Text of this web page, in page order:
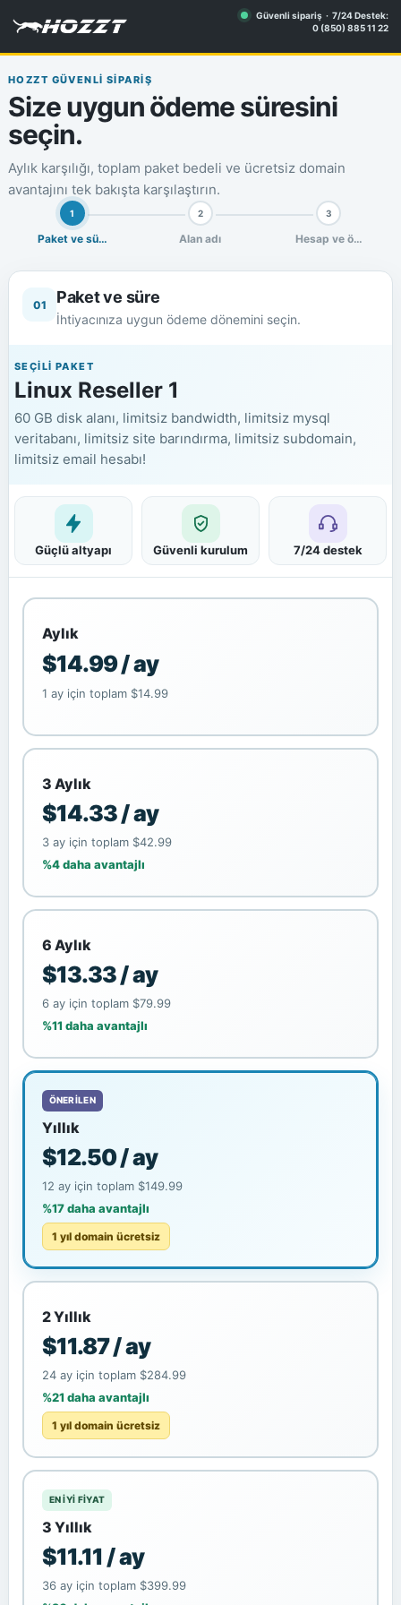
Güvenli sipariş · 7/24 Destek:
0 (850) 885 11 22
HOZZT GÜVENLİ SİPARİŞ
Size uygun ödeme süresini
seçin.
Aylık karşılığı, toplam paket bedeli ve ücretsiz domain
avantajını tek bakışta karşılaştırın.
1
Paket ve süre
2
Alan adı
3
Hesap ve ödeme
01 Paket ve süre
İhtiyacınıza uygun ödeme dönemini seçin.
SEÇİLİ PAKET
Linux Reseller 1
60 GB disk alanı, limitsiz bandwidth, limitsiz mysql
veritabanı, limitsiz site barındırma, limitsiz subdomain,
limitsiz email hesabı!
Güçlü altyapı Güvenli kurulum 7/24 destek
Aylık
$14.99 / ay
1 ay için toplam $14.99
3 Aylık
$14.33 / ay
3 ay için toplam $42.99
%4 daha avantajlı
6 Aylık
$13.33 / ay
6 ay için toplam $79.99
%11 daha avantajlı
ÖNERILEN
Yıllık
$12.50 / ay
12 ay için toplam $149.99
%17 daha avantajlı
1 yıl domain ücretsiz
2 Yıllık
$11.87 / ay
24 ay için toplam $284.99
%21 daha avantajlı
1 yıl domain ücretsiz
EN IYI FIYAT
3 Yıllık
$11.11 / ay
36 ay için toplam $399.99